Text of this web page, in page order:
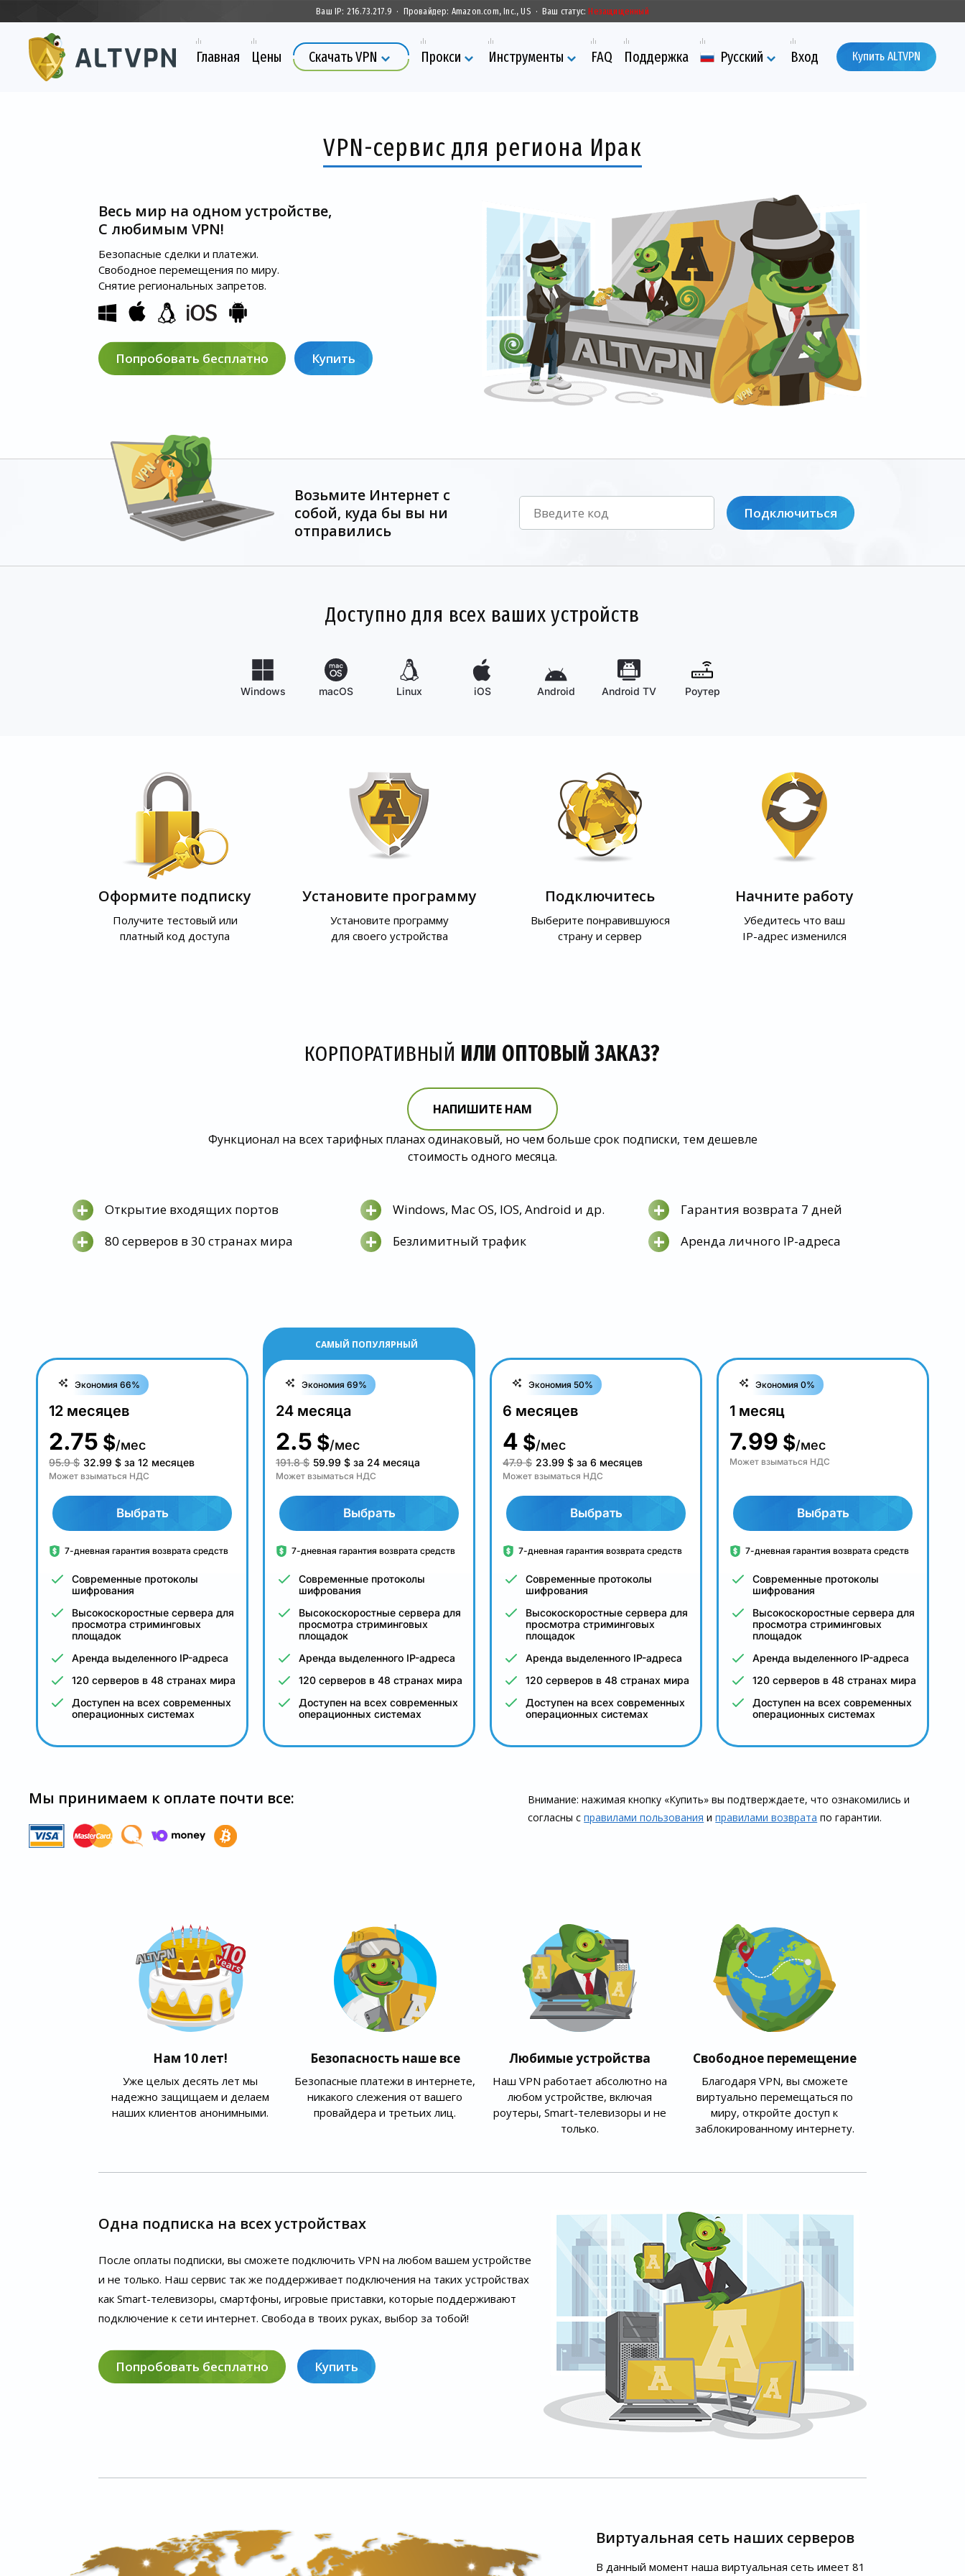
Ваш IP: 216.73.217.9 · Провайдер: Amazon.com, Inc., US · Ваш статус:Незащищенный
Главная Цены Скачать VPN Прокси Инструменты FAQ Поддержка Русский Вход Купить ALTVPN
VPN-сервис для региона Ирак
Весь мир на одном устройстве,
С любимым VPN!
Безопасные сделки и платежи.
Свободное перемещения по миру.
Снятие региональных запретов.
Попробовать бесплатно Купить
Возьмите Интернет с
собой, куда бы вы ни
отправились
Подключиться
Доступно для всех ваших устройств
Windows macOS Linux iOS Android Android TV Роутер
Оформите подписку
Получите тестовый или
платный код доступа
Установите программу
Установите программу
для своего устройства
Подключитесь
Выберите понравившуюся
страну и сервер
Начните работу
Убедитесь что ваш
IP-адрес изменился
КОРПОРАТИВНЫЙ ИЛИ ОПТОВЫЙ ЗАКАЗ?
НАПИШИТЕ НАМ
Функционал на всех тарифных планах одинаковый, но чем больше срок подписки, тем дешевле
стоимость одного месяца.
+ Открытие входящих портов + Windows, Mac OS, IOS, Android и др. + Гарантия возврата 7 дней
+ 80 серверов в 30 странах мира + Безлимитный трафик + Аренда личного IP-адреса
САМЫЙ ПОПУЛЯРНЫЙ
Экономия 69%
24 месяца
2.5 $/мес
191.8 $ 59.99 $ за 24 месяца
Может взыматься НДС
Выбрать
7-дневная гарантия возврата средств
Современные протоколы
шифрования
Высокоскоростные сервера для
просмотра стриминговых
площадок
Аренда выделенного IP-адреса
120 серверов в 48 странах мира
Доступен на всех современных
операционных системах
Экономия 66%
12 месяцев
2.75 $/мес
95.9 $ 32.99 $ за 12 месяцев
Может взыматься НДС
Выбрать
7-дневная гарантия возврата средств
Современные протоколы
шифрования
Высокоскоростные сервера для
просмотра стриминговых
площадок
Аренда выделенного IP-адреса
120 серверов в 48 странах мира
Доступен на всех современных
операционных системах
Экономия 50%
6 месяцев
4 $/мес
47.9 $ 23.99 $ за 6 месяцев
Может взыматься НДС
Выбрать
7-дневная гарантия возврата средств
Современные протоколы
шифрования
Высокоскоростные сервера для
просмотра стриминговых
площадок
Аренда выделенного IP-адреса
120 серверов в 48 странах мира
Доступен на всех современных
операционных системах
Экономия 0%
1 месяц
7.99 $/мес
Может взыматься НДС
Выбрать
7-дневная гарантия возврата средств
Современные протоколы
шифрования
Высокоскоростные сервера для
просмотра стриминговых
площадок
Аренда выделенного IP-адреса
120 серверов в 48 странах мира
Доступен на всех современных
операционных системах
Мы принимаем к оплате почти все:
Внимание: нажимая кнопку «Купить» вы подтверждаете, что озна­комились и
согласны справилами пользования иправилами воз­врата по гарантии.
Нам 10 лет!
Уже целых десять лет мы
надежно защищаем и делаем
наших клиентов анонимными.
Безопасность наше все
Безопасные платежи в интернете,
никакого слежения от вашего
провайдера и третьих лиц.
Любимые устройства
Наш VPN работает абсолютно на
любом устройстве, включая
роутеры, Smart-телевизоры и не
только.
Свободное перемещение
Благодаря VPN, вы сможете
виртуально перемещаться по
миру, откройте доступ к
заблокированному интернету.
Одна подписка на всех устройствах
После оплаты подписки, вы сможете подключить VPN на любом вашем устройстве
и не только. Наш сервис так же поддерживает подключения на таких устройствах
как Smart-телевизоры, смартфоны, игровые приставки, которые поддерживают
подключение к сети интернет. Свобода в твоих руках, выбор за тобой!
Попробовать бесплатно Купить
Виртуальная сеть наших серверов
В данный момент наша виртуальная сеть имеет 81